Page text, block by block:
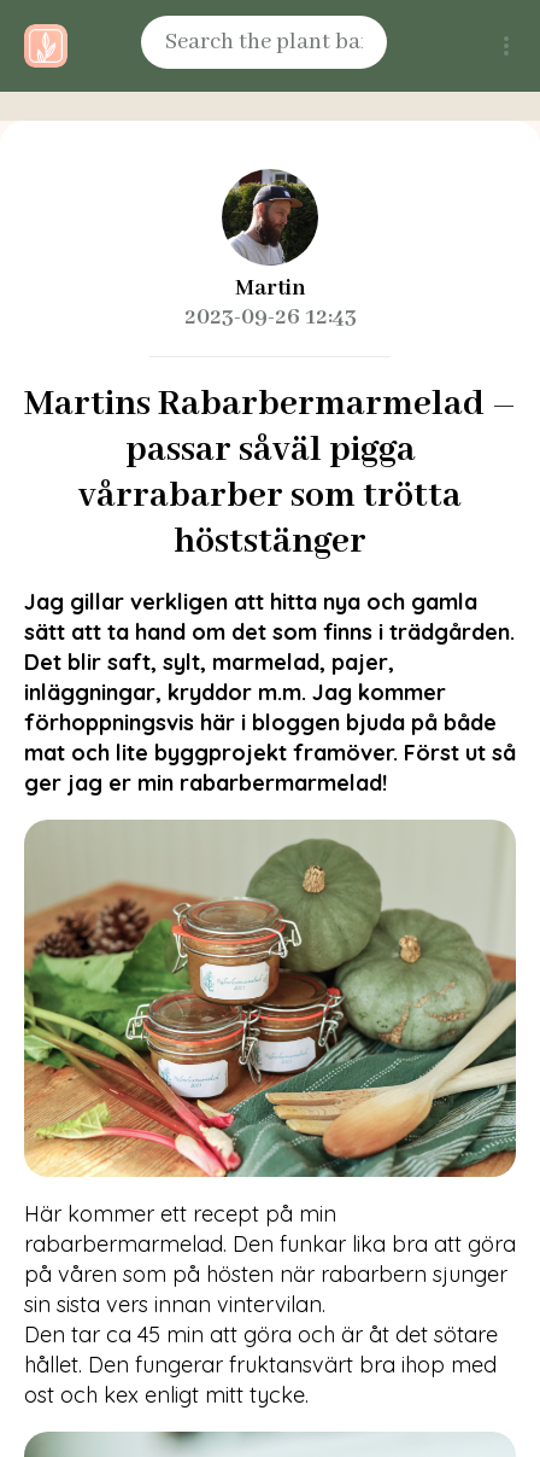
Martin
2023-09-26 12:43
Martins Rabarbermarmelad –
passar såväl pigga
vårrabarber som trötta
höststänger
Jag gillar verkligen att hitta nya och gamla
sätt att ta hand om det som finns i trädgården.
Det blir saft, sylt, marmelad, pajer,
inläggningar, kryddor m.m. Jag kommer
förhoppningsvis här i bloggen bjuda på både
mat och lite byggprojekt framöver. Först ut så
ger jag er min rabarbermarmelad!
Här kommer ett recept på min
rabarbermarmelad. Den funkar lika bra att göra
på våren som på hösten när rabarbern sjunger
sin sista vers innan vintervilan.
Den tar ca 45 min att göra och är åt det sötare
hållet. Den fungerar fruktansvärt bra ihop med
ost och kex enligt mitt tycke.